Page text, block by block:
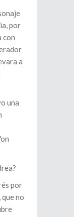
por
con
a
una
por
no